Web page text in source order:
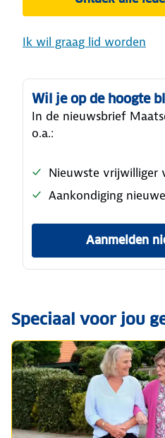
Ik wil graag lid worden
Wil je op de hoogte
In de nieuwsbrief
o.a.:
Nieuwste vrijwilliger
Aankondiging
Aanmelden
Speciaal voor jou